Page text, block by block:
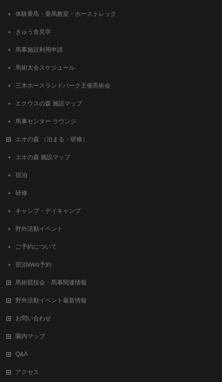
体験乗馬・乗馬教室・ホーストレック
きゅう舎見学
馬事施設利用申請
馬術大会スケジュール
三木ホースランドパーク主催馬術会
エクウスの森 施設マップ
馬事センター ラウンジ
エオの森 （泊まる・研修）
エオの森 施設マップ
宿泊
研修
キャンプ・デイキャンプ
野外活動イベント
ご予約について
宿泊Web予約
馬術競技会・馬事関連情報
野外活動イベント最新情報
お問い合わせ
園内マップ
Q&A
アクセス